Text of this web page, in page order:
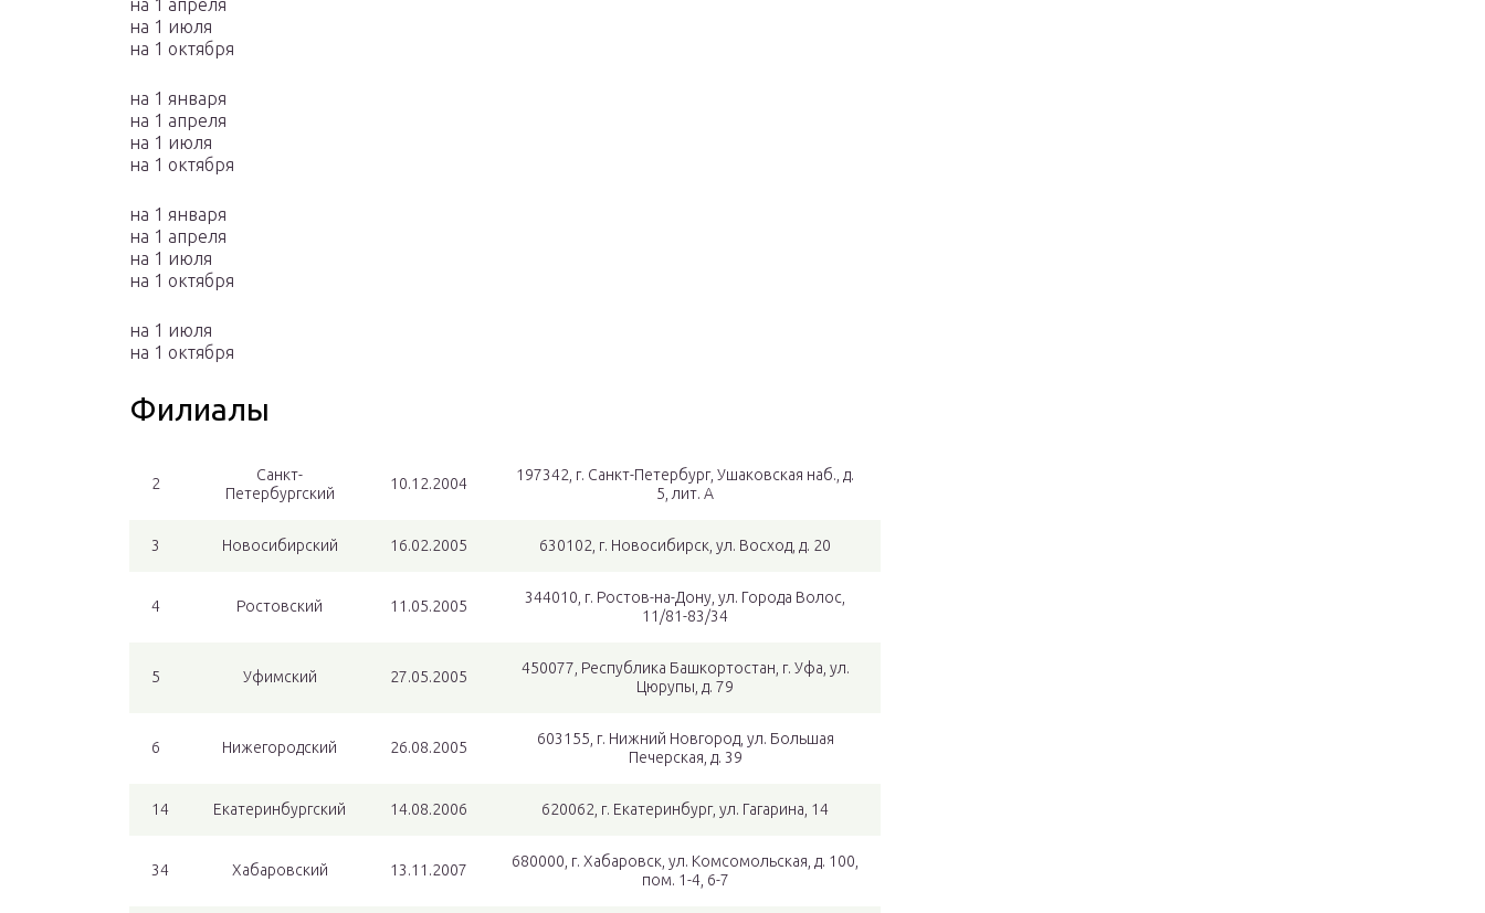
на 1 апреля
на 1 июля
на 1 октября
на 1 января
на 1 апреля
на 1 июля
на 1 октября
на 1 января
на 1 апреля
на 1 июля
на 1 октября
на 1 июля
на 1 октября
Филиалы
2
Санкт-
Петербургский
10.12.2004
197342, г. Санкт-Петербург, Ушаковская наб., д.
5, лит. А
3 Новосибирский 16.02.2005 630102, г. Новосибирск, ул. Восход, д. 20
4 Ростовский 11.05.2005
344010, г. Ростов-на-Дону, ул. Города Волос,
11/81-83/34
5 Уфимский 27.05.2005
450077, Республика Башкортостан, г. Уфа, ул.
Цюрупы, д. 79
6 Нижегородский 26.08.2005
603155, г. Нижний Новгород, ул. Большая
Печерская, д. 39
14 Екатеринбургский 14.08.2006 620062, г. Екатеринбург, ул. Гагарина, 14
34 Хабаровский 13.11.2007
680000, г. Хабаровск, ул. Комсомольская, д. 100,
пом. 1-4, 6-7